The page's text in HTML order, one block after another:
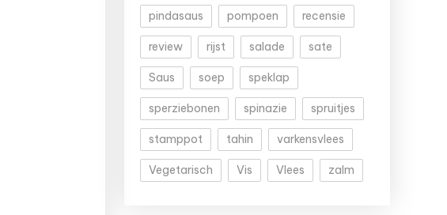
pindasaus pompoen recensie
review rijst salade sate
Saus soep speklap
sperziebonen spinazie spruitjes
stamppot tahin varkensvlees
Vegetarisch Vis Vlees zalm